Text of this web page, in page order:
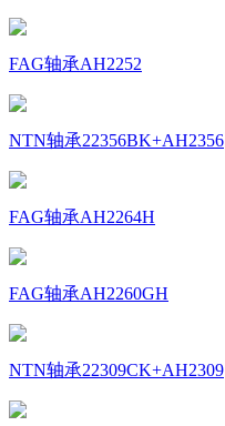
FAG轴承AH2252
NTN轴承22356BK+AH2356
FAG轴承AH2264H
FAG轴承AH2260GH
NTN轴承22309CK+AH2309